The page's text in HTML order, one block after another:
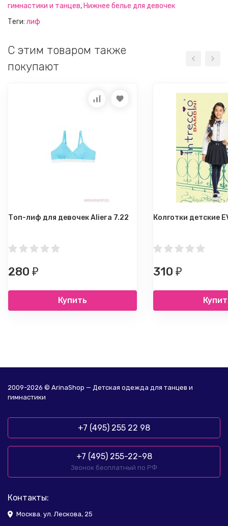
гимнастики и танцев, Нижнее белье для девочек
Теги: лиф
C этим товаром также
покупают
Топ-лиф для девочек Aliera 7.22
280 ₽
Купить
Колготки детские
310 ₽
2009-2026 © ArinaShop — Детская одежда для танцев и
гимнастики
+7 (495) 255 22 98
+7 (495) 255-22-98
Звонок бесплатный по РФ
Контакты:
Москва. ул. Лескова, 25